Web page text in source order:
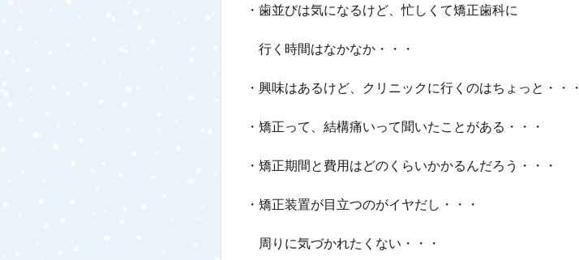
・歯並びは気になるけど、忙しくて矯正歯科に
行く時間はなかなか・・・
・興味はあるけど、クリニックに行くのはちょっと・・・
・矯正って、結構痛いって聞いたことがある・・・
・矯正期間と費用はどのくらいかかるんだろう・・・
・矯正装置が目立つのがイヤだし・・・
周りに気づかれたくない・・・